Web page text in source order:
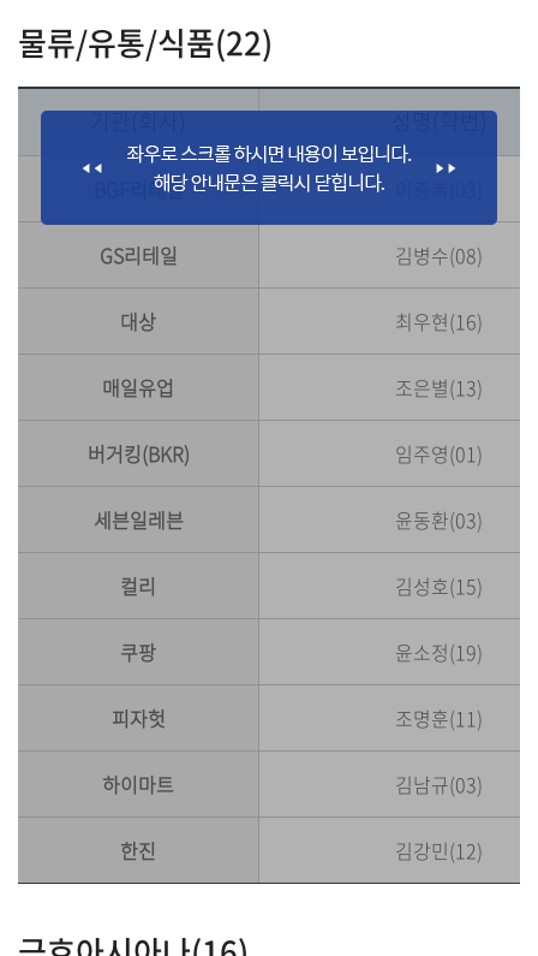
물류/유통/식품(22)
기관(회사) 성명(학번)
BGF리테일
GS리테일 김병수(08)
대상 최우현(16)
매일유업 조은별(13)
버거킹(BKR) 임주영(01)
세븐일레븐 윤동환(03)
컬리 김성호(15)
쿠팡 윤소정(19)
피자헛 조명훈(11)
하이마트 김남규(03)
한진 김강민(12)